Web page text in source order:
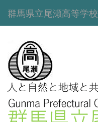
群馬県立尾瀬高等学校